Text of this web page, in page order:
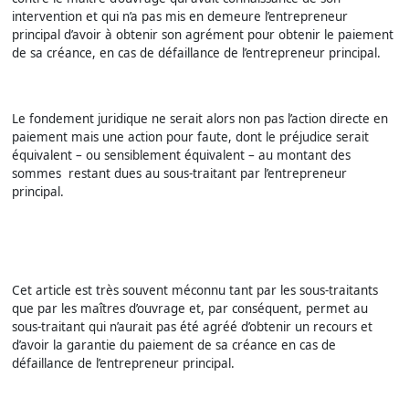
intervention et qui n’a pas mis en demeure l’entrepreneur
principal d’avoir à obtenir son agrément pour obtenir le paiement
de sa créance, en cas de défaillance de l’entrepreneur principal.
Le fondement juridique ne serait alors non pas l’action directe en
paiement mais une action pour faute, dont le préjudice serait
équivalent – ou sensiblement équivalent – au montant des
sommes restant dues au sous-traitant par l’entrepreneur
principal.
Cet article est très souvent méconnu tant par les sous-traitants
que par les maîtres d’ouvrage et, par conséquent, permet au
sous-traitant qui n’aurait pas été agréé d’obtenir un recours et
d’avoir la garantie du paiement de sa créance en cas de
défaillance de l’entrepreneur principal.